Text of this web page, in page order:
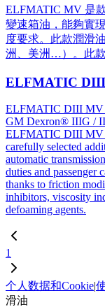
ELFMATIC MV 是
變速箱油，能夠實
度要求。此款潤滑
洲、美洲…）。此款
ELFMATIC
ELFMATIC DIII MV
GM Dexron® IIIG /
ELFMATIC DIII MV
carefully selected
automatic
duties and passenger
thanks to friction
inhibitors, viscosity
defoaming agents.
1
个人数据和Cookie|
滑油